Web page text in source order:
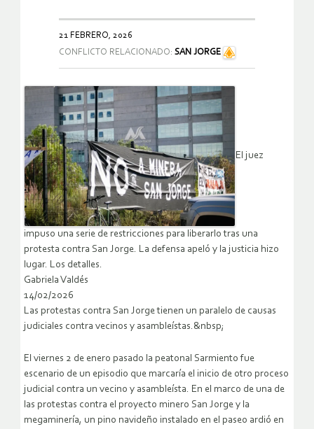
21 FEBRERO, 2026
CONFLICTO RELACIONADO: SAN JORGE
El juez
impuso una serie de restricciones para liberarlo tras una
protesta contra San Jorge. La defensa apeló y la justicia hizo
lugar. Los detalles.
Gabriela Valdés
14/02/2026
Las protestas contra San Jorge tienen un paralelo de causas
judiciales contra vecinos y asambleístas.&nbsp;
El viernes 2 de enero pasado la peatonal Sarmiento fue
escenario de un episodio que marcaría el inicio de otro proceso
judicial contra un vecino y asambleísta. En el marco de una de
las protestas contra el proyecto minero San Jorge y la
megaminería, un pino navideño instalado en el paseo ardió en